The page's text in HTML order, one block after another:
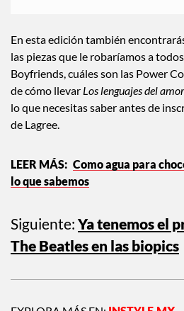
En esta edición también
las piezas que le robaríamos a
Boyfriends, cuáles son las Power
de cómo llevar Los lenguajes del amor
lo que necesitas saber antes de
de Lagree.
Como agua para
lo que sabemos
Siguiente: Ya tenemos el
The Beatles en las biopics